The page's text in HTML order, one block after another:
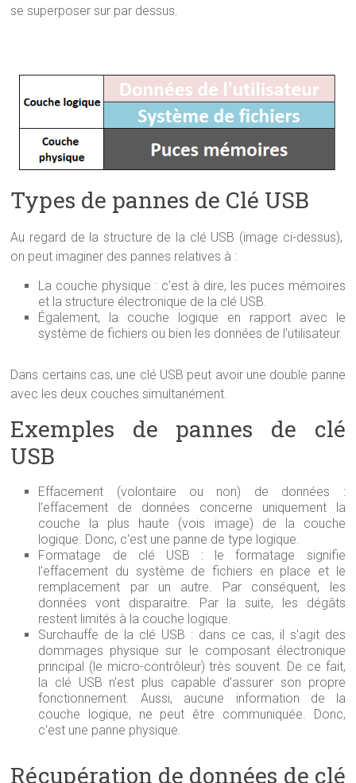
se superposer sur par dessus.
Types de pannes de Clé USB
Au regard de la structure de la clé USB (image ci-dessus),
on peut imaginer des pannes relatives à :
La couche physique : c'est à dire, les puces mémoires
et la structure électronique de la clé USB.
Également, la couche logique en rapport avec le
système de fichiers ou bien les données de l'utilisateur.
Dans certains cas, une clé USB peut avoir une double panne
avec les deux couches simultanément.
Exemples de pannes de clé
USB
Effacement (volontaire ou non) de données :
l'effacement de données concerne uniquement la
couche la plus haute (vois image) de la couche
logique. Donc, c'est une panne de type logique.
Formatage de clé USB : le formatage signifie
l'effacement du système de fichiers en place et le
remplacement par un autre. Par conséquent, les
données vont disparaitre. Par la suite, les dégâts
restent limités à la couche logique.
Surchauffe de la clé USB : dans ce cas, il s'agit des
dommages physique sur le composant électronique
principal (le micro-contrôleur) très souvent. De ce fait,
la clé USB n'est plus capable d'assurer son propre
fonctionnement. Aussi, aucune information de la
couche logique, ne peut être communiquée. Donc,
c'est une panne physique.
Récupération de données de clé